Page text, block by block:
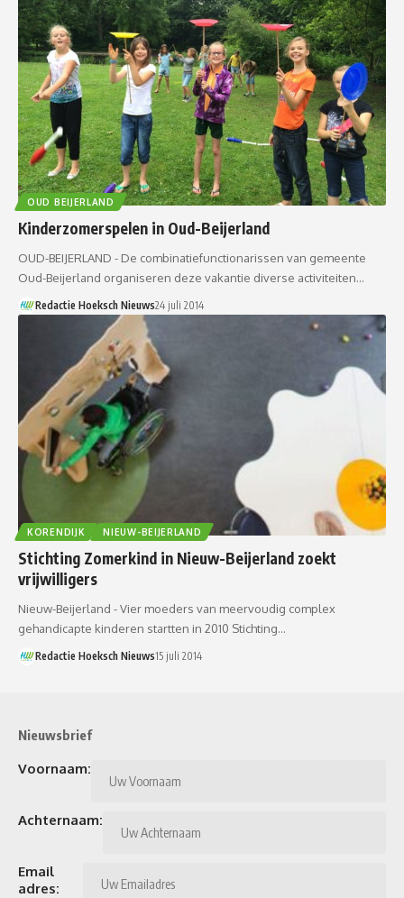
OUD BEIJERLAND
Kinderzomerspelen in Oud-Beijerland
OUD-BEIJERLAND - De combinatiefunctionarissen van gemeente
Oud-Beijerland organiseren deze vakantie diverse activiteiten…
Redactie Hoeksch Nieuws24 juli 2014
KORENDIJK NIEUW-BEIJERLAND
Stichting Zomerkind in Nieuw-Beijerland zoekt
vrijwilligers
Nieuw-Beijerland - Vier moeders van meervoudig complex
gehandicapte kinderen startten in 2010 Stichting…
Redactie Hoeksch Nieuws15 juli 2014
Nieuwsbrief
Voornaam:
Achternaam:
Email
adres: